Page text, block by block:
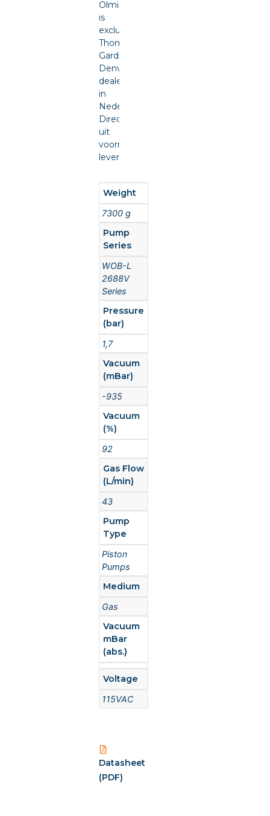
Olmia
is
exclusief
Thomas
Gardner
Denver
dealer
in
Nederland.
Direct
uit
voorraad
leverbaar.
Weight
7300 g
Pump
Series
WOB-L
2688V
Series
Pressure
(bar)
1,7
Vacuum
(mBar)
-935
Vacuum
(%)
92
Gas Flow
(L/min)
43
Pump
Type
Piston
Pumps
Medium
Gas
Vacuum
mBar
(abs.)
Voltage
115VAC
Datasheet
(PDF)